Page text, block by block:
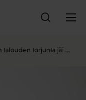
talouden torjunta jäi …